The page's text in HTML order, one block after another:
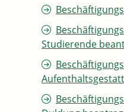
Studierende